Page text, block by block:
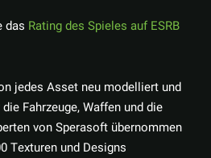
das Rating des Spieles auf ESRB
jedes Asset neu modelliert und
Fahrzeuge, Waffen und die
von Sperasoft übernommen
Texturen und Designs